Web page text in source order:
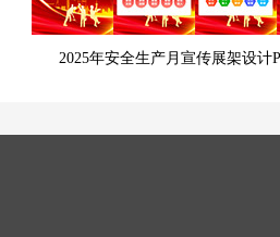
2025年安全生产月宣传展架设计